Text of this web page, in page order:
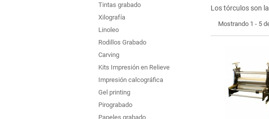
Tintas grabado
Xilografía
Linoleo
Rodillos Grabado
Carving
Kits Impresión en Relieve
Impresión calcográfica
Gel printing
Pirograbado
Papeles grabado
Los tórculos son
Mostrando 1 - 5